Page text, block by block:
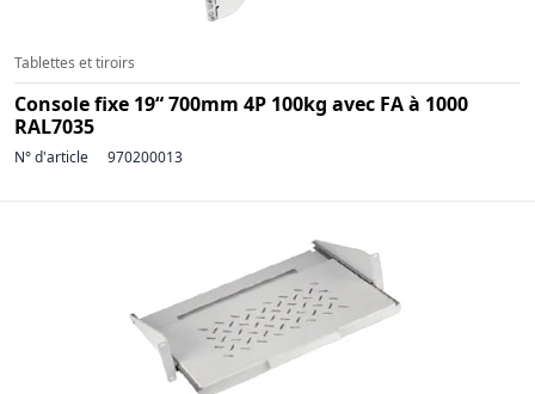
Tablettes et tiroirs
Console fixe 19“ 700mm 4P 100kg avec FA à 1000
RAL7035
N° d'article 970200013